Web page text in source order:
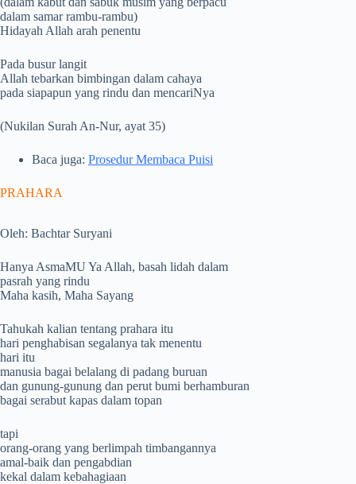
dalam samar rambu-rambu)
Hidayah Allah arah penentu
Pada busur langit
Allah tebarkan bimbingan dalam cahaya
pada siapapun yang rindu dan mencariNya
(Nukilan Surah An-Nur, ayat 35)
Baca juga: Prosedur Membaca Puisi
PRAHARA
Oleh: Bachtar Suryani
Hanya AsmaMU Ya Allah, basah lidah dalam
pasrah yang rindu
Maha kasih, Maha Sayang
Tahukah kalian tentang prahara itu
hari penghabisan segalanya tak menentu
hari itu
manusia bagai belalang di padang buruan
dan gunung-gunung dan perut bumi berhamburan
bagai serabut kapas dalam topan
tapi
orang-orang yang berlimpah timbangannya
amal-baik dan pengabdian
kekal dalam kebahagiaan